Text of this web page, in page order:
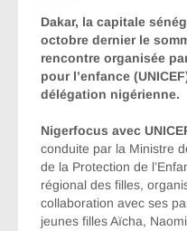
Dakar, la capitale
octobre dernier le
rencontre organisée
pour l’enfance
délégation nigérienne.
Nigerfocus avec
conduite par la Ministre
de la Protection de
régional des filles,
collaboration avec ses
jeunes filles Aïcha,